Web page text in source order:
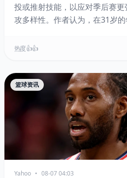
投或推射技能，以应对季后赛
攻多样性。作者认为，在31岁
后赛得分点，为球队提供额外价
热度 👍👍
篮球资讯
Yahoo • 08-07 04:03